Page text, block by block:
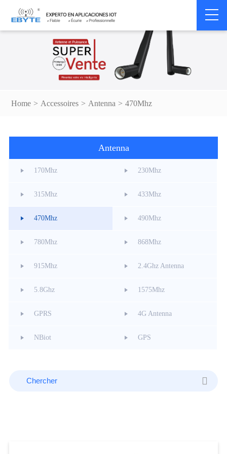
Home > Accessoires > Antenna > 470Mhz
Antenna
170Mhz 230Mhz
315Mhz 433Mhz
470Mhz 490Mhz
780Mhz 868Mhz
915Mhz 2.4Ghz Antenna
5.8Ghz 1575Mhz
GPRS 4G Antenna
NBiot GPS